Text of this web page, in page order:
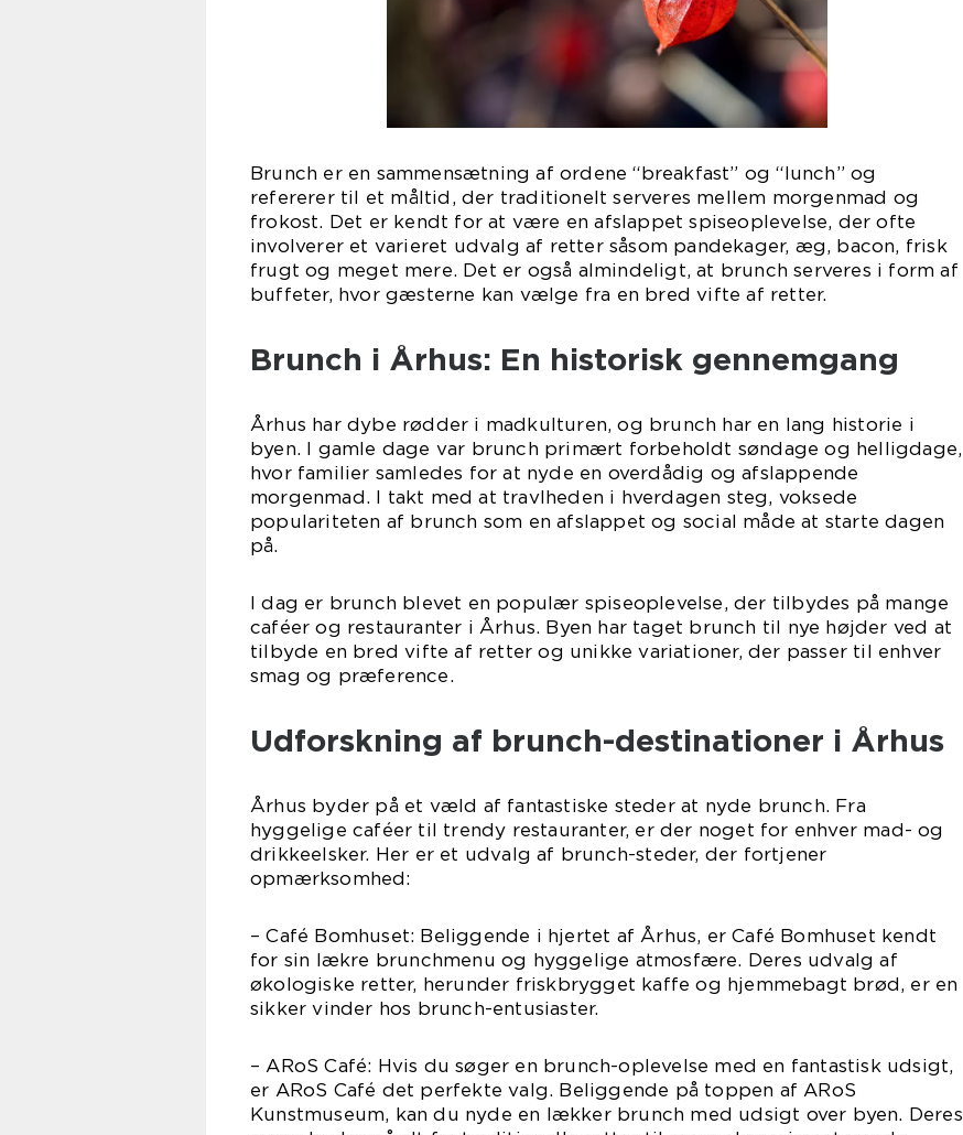
Brunch er en sammensætning af ordene “breakfast” og “lunch” og
refererer til et måltid, der traditionelt serveres mellem morgenmad og
frokost. Det er kendt for at være en afslappet spiseoplevelse, der ofte
involverer et varieret udvalg af retter såsom pandekager, æg, bacon, frisk
frugt og meget mere. Det er også almindeligt, at brunch serveres i form af
buffeter, hvor gæsterne kan vælge fra en bred vifte af retter.
Brunch i Århus: En historisk gennemgang
Århus har dybe rødder i madkulturen, og brunch har en lang historie i
byen. I gamle dage var brunch primært forbeholdt søndage og helligdage,
hvor familier samledes for at nyde en overdådig og afslappende
morgenmad. I takt med at travlheden i hverdagen steg, voksede
populariteten af brunch som en afslappet og social måde at starte dagen
på.
I dag er brunch blevet en populær spiseoplevelse, der tilbydes på mange
caféer og restauranter i Århus. Byen har taget brunch til nye højder ved at
tilbyde en bred vifte af retter og unikke variationer, der passer til enhver
smag og præference.
Udforskning af brunch-destinationer i Århus
Århus byder på et væld af fantastiske steder at nyde brunch. Fra
hyggelige caféer til trendy restauranter, er der noget for enhver mad- og
drikkeelsker. Her er et udvalg af brunch-steder, der fortjener
opmærksomhed:
– Café Bomhuset: Beliggende i hjertet af Århus, er Café Bomhuset kendt
for sin lækre brunchmenu og hyggelige atmosfære. Deres udvalg af
økologiske retter, herunder friskbrygget kaffe og hjemmebagt brød, er en
sikker vinder hos brunch-entusiaster.
– ARoS Café: Hvis du søger en brunch-oplevelse med en fantastisk udsigt,
er ARoS Café det perfekte valg. Beliggende på toppen af ARoS
Kunstmuseum, kan du nyde en lækker brunch med udsigt over byen. Deres